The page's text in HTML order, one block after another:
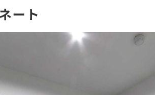
ート